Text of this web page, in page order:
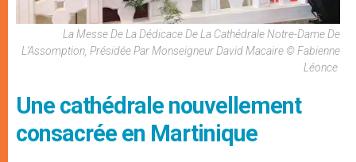
La Messe De La Dédicace De La Cathédrale Notre-Dame De
L’Assomption, Présidée Par Monseigneur David Macaire © Fabienne
Léonce
Une cathédrale nouvellement
consacrée en Martinique